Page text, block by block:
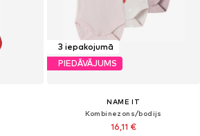
3 iepakojumā
PIEDĀVĀJUMS
NAME IT
Kombinezons/bodijs
16,11 €